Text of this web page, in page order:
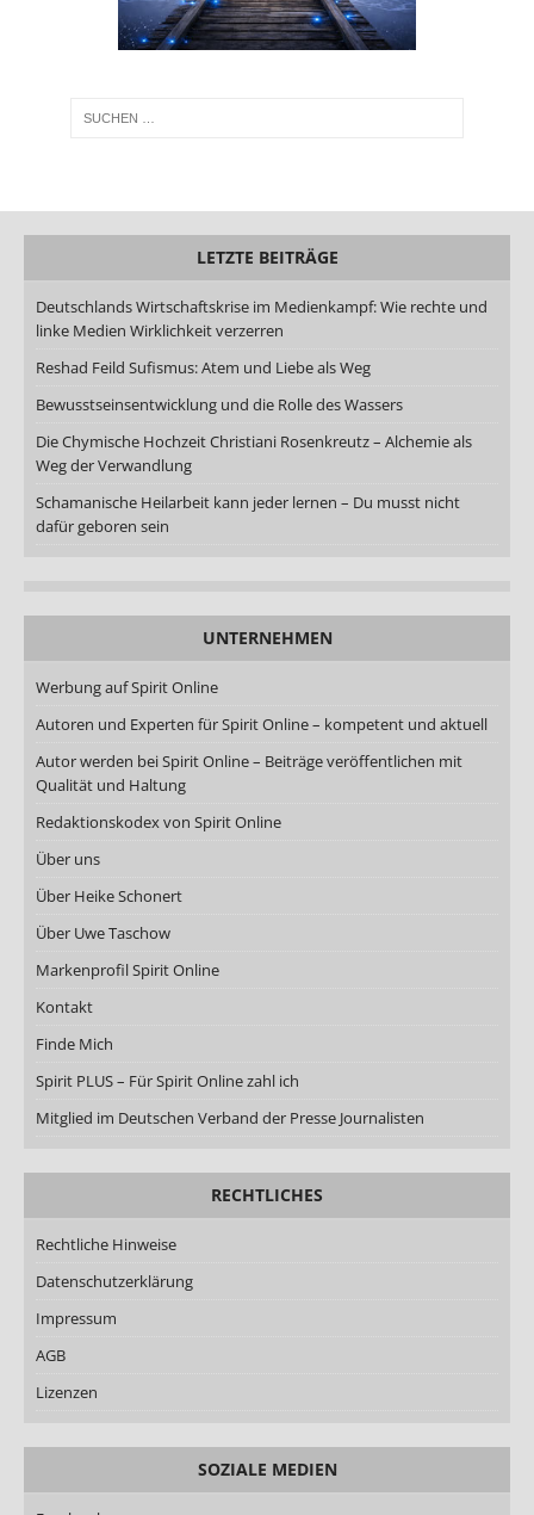
LETZTE BEITRÄGE
Deutschlands Wirtschaftskrise im Medienkampf: Wie rechte und
linke Medien Wirklichkeit verzerren
Reshad Feild Sufismus: Atem und Liebe als Weg
Bewusstseinsentwicklung und die Rolle des Wassers
Die Chymische Hochzeit Christiani Rosenkreutz – Alchemie als
Weg der Verwandlung
Schamanische Heilarbeit kann jeder lernen – Du musst nicht
dafür geboren sein
UNTERNEHMEN
Werbung auf Spirit Online
Autoren und Experten für Spirit Online – kompetent und aktuell
Autor werden bei Spirit Online – Beiträge veröffentlichen mit
Qualität und Haltung
Redaktionskodex von Spirit Online
Über uns
Über Heike Schonert
Über Uwe Taschow
Markenprofil Spirit Online
Kontakt
Finde Mich
Spirit PLUS – Für Spirit Online zahl ich
Mitglied im Deutschen Verband der Presse Journalisten
RECHTLICHES
Rechtliche Hinweise
Datenschutzerklärung
Impressum
AGB
Lizenzen
SOZIALE MEDIEN